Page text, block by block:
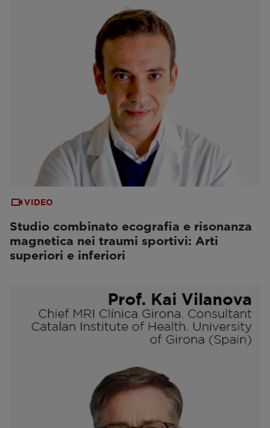
VIDEO
Studio combinato ecografia e risonanza
magnetica nei traumi sportivi: Arti
superiori e inferiori